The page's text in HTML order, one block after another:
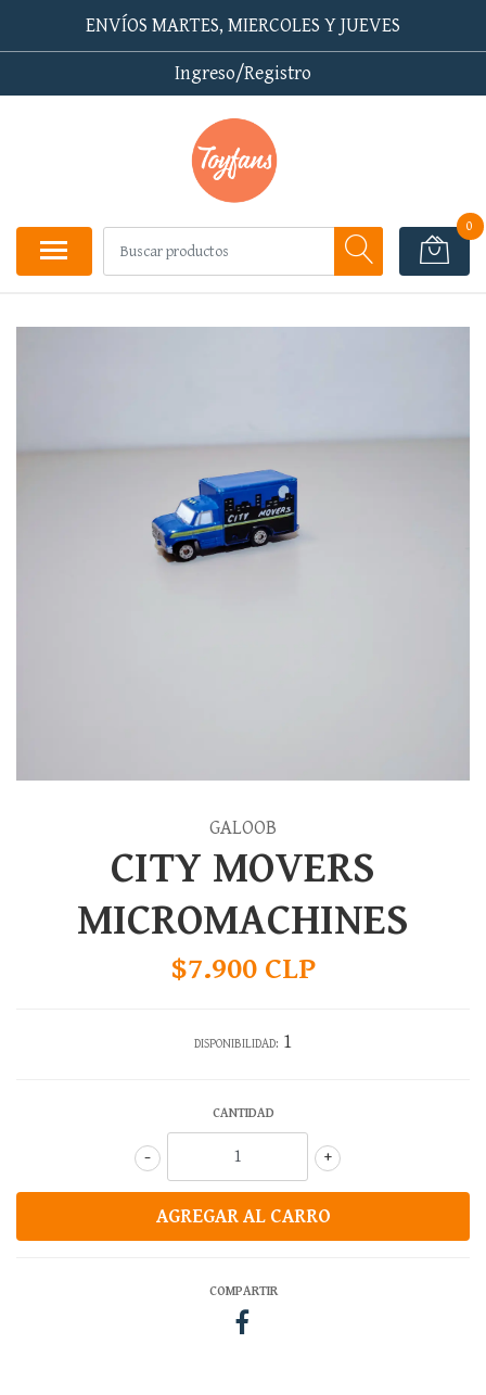
ENVÍOS MARTES, MIERCOLES Y JUEVES
Ingreso/Registro
0
GALOOB
CITY MOVERS
MICROMACHINES
$7.900 CLP
DISPONIBILIDAD: 1
CANTIDAD
+
-
COMPARTIR